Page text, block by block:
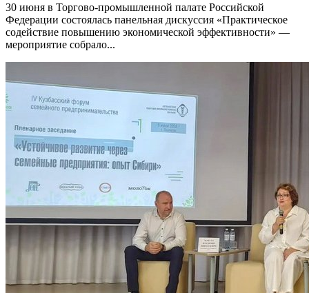
30 июня в Торгово-промышленной палате Российской
Федерации состоялась панельная дискуссия «Практическое
содействие повышению экономической эффективности» —
мероприятие собрало...